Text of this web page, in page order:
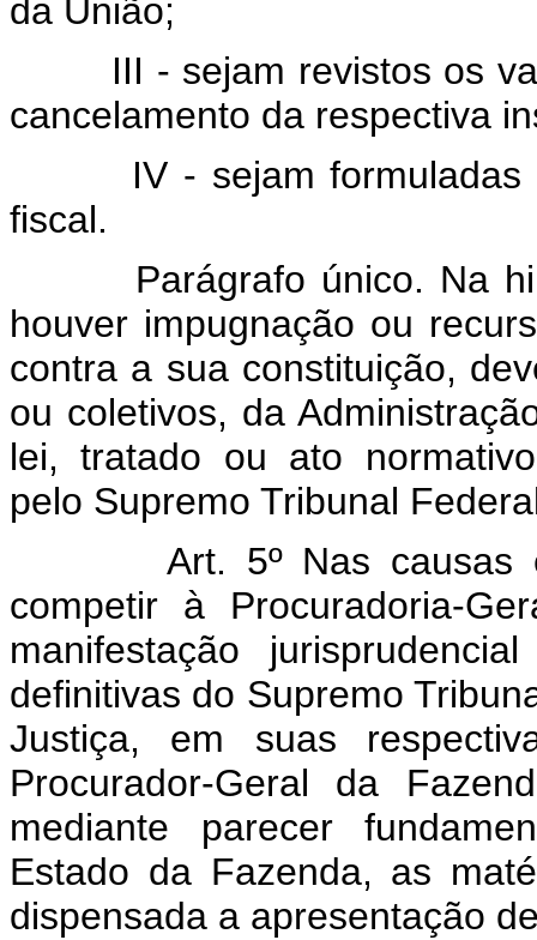
da União;
III - sejam revistos os
cancelamento da respectiva
IV - sejam formuladas
fiscal.
Parágrafo único. Na
houver impugnação ou
contra a sua constituição,
ou coletivos, da
lei, tratado ou ato
pelo Supremo Tribunal
Art. 5º Nas causas
competir à Procuradoria-
manifestação
definitivas do Supremo
Justiça, em suas
Procurador-Geral da
mediante parecer
Estado da Fazenda, as
dispensada a apresentação